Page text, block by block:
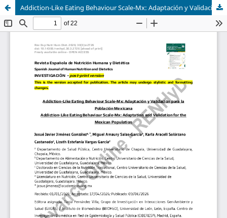
Addiction-Like Eating Behaviour Scale-Mx: Adaptación y Validación para la Población Mexicana